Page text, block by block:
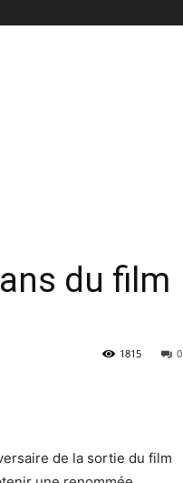
du film
0
1815
de la sortie du film